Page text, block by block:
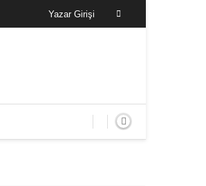
Yazar Girişi